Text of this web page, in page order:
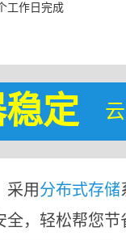
工作日完成
定
采用分布式存储
，轻松帮您节